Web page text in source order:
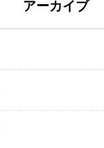
アーカイブ